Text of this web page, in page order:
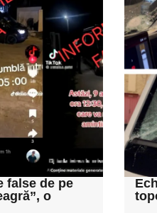
aici
aici
aici
subti
false de pe
o